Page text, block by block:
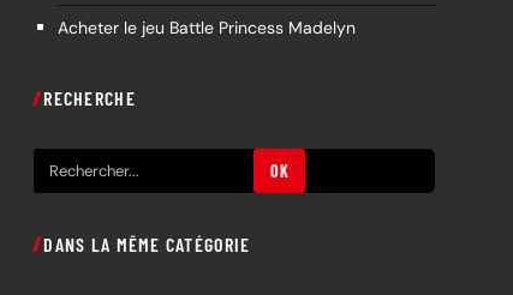
Acheter le jeu Battle Princess Madelyn
RECHERCHE
e
h
OK
DANS LA MÊME CATÉGORIE